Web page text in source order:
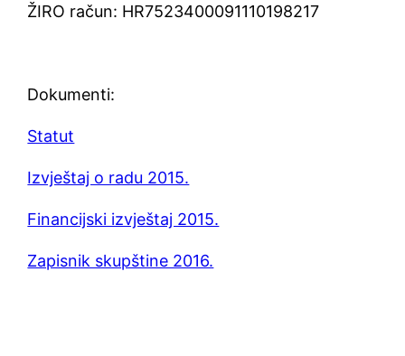
ŽIRO račun: HR7523400091110198217
Dokumenti:
Statut
Izvještaj o radu 2015.
Financijski izvještaj 2015.
Zapisnik skupštine 2016.